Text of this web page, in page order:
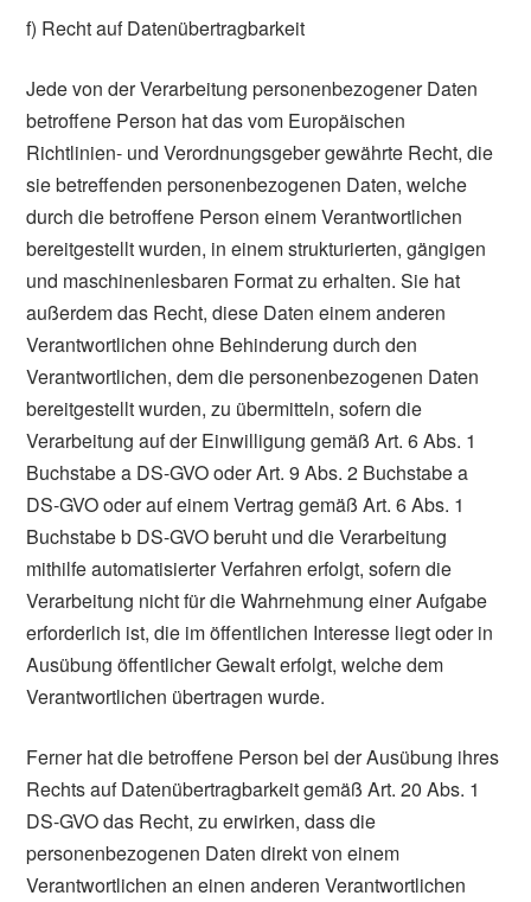
f) Recht auf Datenübertragbarkeit
Jede von der Verarbeitung personenbezogener Daten
betroffene Person hat das vom Europäischen
Richtlinien- und Verordnungsgeber gewährte Recht, die
sie betreffenden personenbezogenen Daten, welche
durch die betroffene Person einem Verantwortlichen
bereitgestellt wurden, in einem strukturierten, gängigen
und maschinenlesbaren Format zu erhalten. Sie hat
außerdem das Recht, diese Daten einem anderen
Verantwortlichen ohne Behinderung durch den
Verantwortlichen, dem die personenbezogenen Daten
bereitgestellt wurden, zu übermitteln, sofern die
Verarbeitung auf der Einwilligung gemäß Art. 6 Abs. 1
Buchstabe a DS-GVO oder Art. 9 Abs. 2 Buchstabe a
DS-GVO oder auf einem Vertrag gemäß Art. 6 Abs. 1
Buchstabe b DS-GVO beruht und die Verarbeitung
mithilfe automatisierter Verfahren erfolgt, sofern die
Verarbeitung nicht für die Wahrnehmung einer Aufgabe
erforderlich ist, die im öffentlichen Interesse liegt oder in
Ausübung öffentlicher Gewalt erfolgt, welche dem
Verantwortlichen übertragen wurde.
Ferner hat die betroffene Person bei der Ausübung ihres
Rechts auf Datenübertragbarkeit gemäß Art. 20 Abs. 1
DS-GVO das Recht, zu erwirken, dass die
personenbezogenen Daten direkt von einem
Verantwortlichen an einen anderen Verantwortlichen